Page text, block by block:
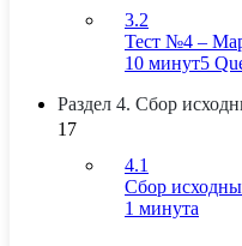
3.2
Тест №4 –
10 минут5
Раздел 4. Сбор
17
4.1
Сбор
1 минута